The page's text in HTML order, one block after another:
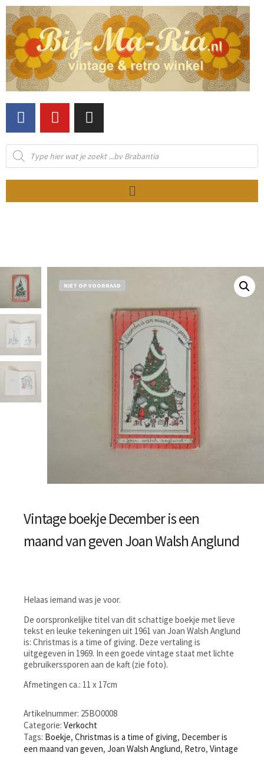
NIET OP VOORRAAD
Vintage boekje December is een
maand van geven Joan Walsh Anglund
Helaas iemand was je voor.
De oorspronkelijke titel van dit schattige boekje met lieve
tekst en leuke tekeningen uit 1961 van Joan Walsh Anglund
is: Christmas is a time of giving. Deze vertaling is
uitgegeven in 1969. In een goede vintage staat met lichte
gebruikerssporen aan de kaft (zie foto).
Afmetingen ca.: 11 x 17cm
Artikelnummer: 25BO0008
Categorie: Verkocht
Tags: Boekje, Christmas is a time of giving, December is
een maand van geven, Joan Walsh Anglund, Retro, Vintage